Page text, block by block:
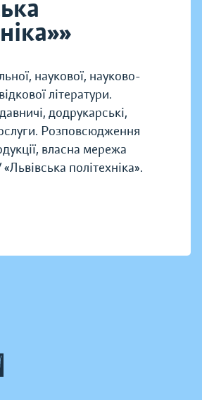
наукової, науково-
літератури.
додрукарські,
Розповсюдження
власна мережа
політехніка».